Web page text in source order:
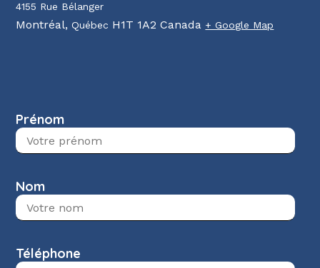
4155 Rue Bélanger
Montréal, Québec H1T 1A2 Canada + Google Map
Prénom
Nom
Téléphone